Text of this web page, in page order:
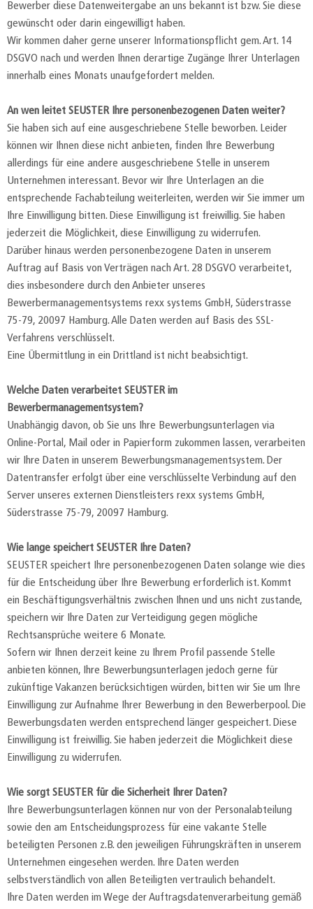
Bewerber diese Datenweitergabe an uns bekannt ist bzw. Sie diese
gewünscht oder darin eingewilligt haben.
Wir kommen daher gerne unserer Informationspflicht gem. Art. 14
DSGVO nach und werden Ihnen derartige Zugänge Ihrer Unterlagen
innerhalb eines Monats unaufgefordert melden.
An wen leitet SEUSTER Ihre personenbezogenen Daten weiter?
Sie haben sich auf eine ausgeschriebene Stelle beworben. Leider
können wir Ihnen diese nicht anbieten, finden Ihre Bewerbung
allerdings für eine andere ausgeschriebene Stelle in unserem
Unternehmen interessant. Bevor wir Ihre Unterlagen an die
entsprechende Fachabteilung weiterleiten, werden wir Sie immer um
Ihre Einwilligung bitten. Diese Einwilligung ist freiwillig. Sie haben
jederzeit die Möglichkeit, diese Einwilligung zu widerrufen.
Darüber hinaus werden personenbezogene Daten in unserem
Auftrag auf Basis von Verträgen nach Art. 28 DSGVO verarbeitet,
dies insbesondere durch den Anbieter unseres
Bewerbermanagementsystems rexx systems GmbH, Süderstrasse
75-79, 20097 Hamburg. Alle Daten werden auf Basis des SSL-
Verfahrens verschlüsselt.
Eine Übermittlung in ein Drittland ist nicht beabsichtigt.
Welche Daten verarbeitet SEUSTER im
Bewerbermanagementsystem?
Unabhängig davon, ob Sie uns Ihre Bewerbungsunterlagen via
Online-Portal, Mail oder in Papierform zukommen lassen, verarbeiten
wir Ihre Daten in unserem Bewerbungsmanagementsystem. Der
Datentransfer erfolgt über eine verschlüsselte Verbindung auf den
Server unseres externen Dienstleisters rexx systems GmbH,
Süderstrasse 75-79, 20097 Hamburg.
Wie lange speichert SEUSTER Ihre Daten?
SEUSTER speichert Ihre personenbezogenen Daten solange wie dies
für die Entscheidung über Ihre Bewerbung erforderlich ist. Kommt
ein Beschäftigungsverhältnis zwischen Ihnen und uns nicht zustande,
speichern wir Ihre Daten zur Verteidigung gegen mögliche
Rechtsansprüche weitere 6 Monate.
Sofern wir Ihnen derzeit keine zu Ihrem Profil passende Stelle
anbieten können, Ihre Bewerbungsunterlagen jedoch gerne für
zukünftige Vakanzen berücksichtigen würden, bitten wir Sie um Ihre
Einwilligung zur Aufnahme Ihrer Bewerbung in den Bewerberpool. Die
Bewerbungsdaten werden entsprechend länger gespeichert. Diese
Einwilligung ist freiwillig. Sie haben jederzeit die Möglichkeit diese
Einwilligung zu widerrufen.
Wie sorgt SEUSTER für die Sicherheit Ihrer Daten?
Ihre Bewerbungsunterlagen können nur von der Personalabteilung
sowie den am Entscheidungsprozess für eine vakante Stelle
beteiligten Personen z.B. den jeweiligen Führungskräften in unserem
Unternehmen eingesehen werden. Ihre Daten werden
selbstverständlich von allen Beteiligten vertraulich behandelt.
Ihre Daten werden im Wege der Auftragsdatenverarbeitung gemäß